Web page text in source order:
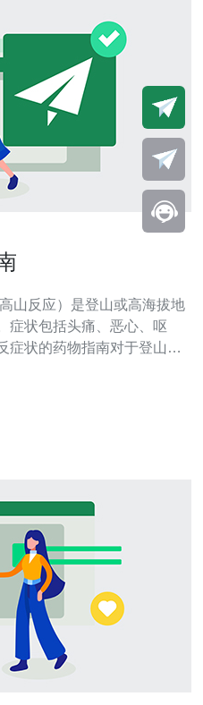
症状包括头痛、恶心、呕
症状的药物指南对于登山爱
胺